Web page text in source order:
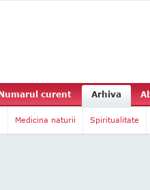
curent Arhiva
Medicina naturii Spiritualitate